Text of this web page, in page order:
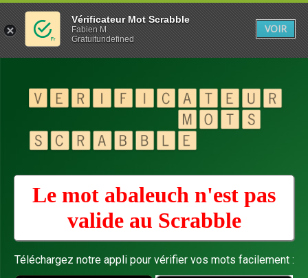
Le mot abaleuch n'est pas
valide au Scrabble
Téléchargez notre appli pour vérifier vos mots facilement :
Vérificateur Mot Scrabble
Fabien M
Gratuitundefined
VOIR